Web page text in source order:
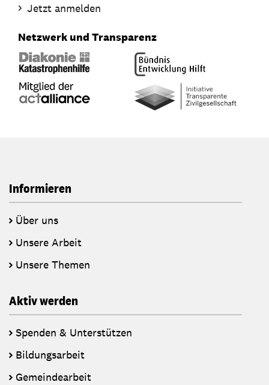
Jetzt anmelden
Netzwerk und Transparenz
Informieren
Über uns
Unsere Arbeit
Unsere Themen
Aktiv werden
Spenden & Unterstützen
Bildungsarbeit
Gemeindearbeit